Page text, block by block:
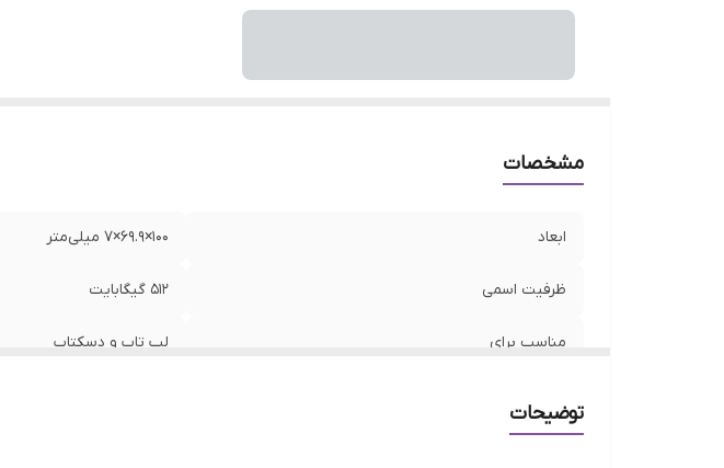
مشخصات
ابعاد 100×69.9×7 میلی‌متر
ظرفیت اسمی 512 گیگابایت
مناسب برای لپ تاپ و دسکتاپ
توضیحات